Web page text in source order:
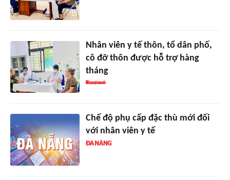
Nhân viên y tế thôn, tổ dân phố,
cô đỡ thôn được hỗ trợ hàng
tháng
Chế độ phụ cấp đặc thù mới đối
với nhân viên y tế